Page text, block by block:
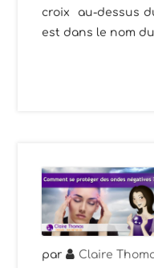
croix au-dessus
est dans le nom
par Claire